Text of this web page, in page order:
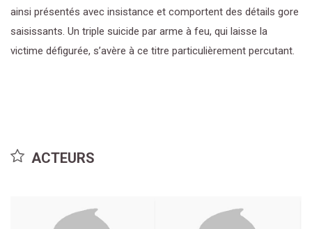
ainsi présentés avec insistance et comportent des détails gore
saisissants. Un triple suicide par arme à feu, qui laisse la
victime défigurée, s’avère à ce titre particulièrement percutant.
ACTEURS